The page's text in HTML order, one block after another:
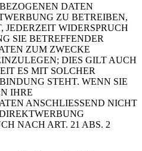
DATEN
ZU BETREIBEN,
JEDERZEIT WIDERSPRUCH
SIE BETREFFENDER
ZUM ZWECKE
DIES GILT AUCH
ES MIT SOLCHER
STEHT. WENN SIE
IHRE
ANSCHLIESSEND NICHT
NACH ART. 21 ABS. 2